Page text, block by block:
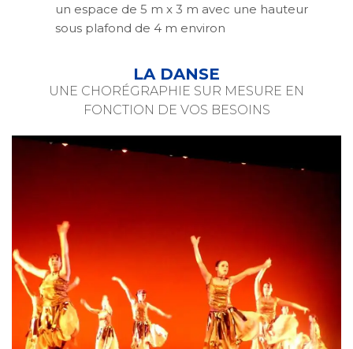
un espace de 5 m x 3 m avec une hauteur
sous plafond de 4 m environ
LA DANSE
UNE CHORÉGRAPHIE SUR MESURE EN
FONCTION DE VOS BESOINS